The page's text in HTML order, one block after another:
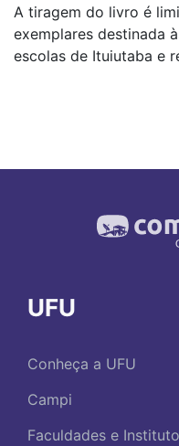
A tiragem do livro é
exemplares destinada
escolas de Ituiutaba e
UFU
Conheça a UFU
Campi
Faculdades e